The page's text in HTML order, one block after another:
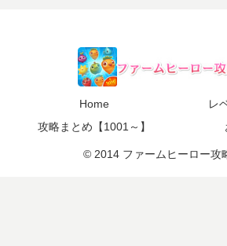
Home
レ
攻略まとめ【1001～】
© 2014 ファームヒーロー攻